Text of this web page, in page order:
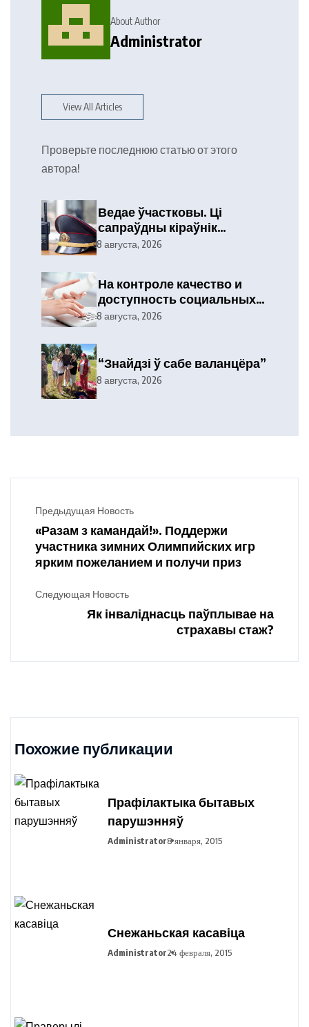
About Author
Administrator
View All Articles
Проверьте последнюю статью от этого
автора!
Ведае ўчастковы. Ці
сапраўдны кіраўнік
тэлефануе?
8 августа, 2026
На контроле качество и
доступность социальных
услуг
8 августа, 2026
“Знайдзі ў сабе валанцёра”
8 августа, 2026
Предыдущая Новость
«Разам з камандай!». Поддержи
участника зимних Олимпийских игр
ярким пожеланием и получи приз
Следующая Новость
Як інваліднасць паўплывае на
страхавы стаж?
Похожие публикации
Прафілактыка бытавых
парушэнняў
Administrator8 января, 2015
Снежаньская касавіца
Administrator24 февраля, 2015